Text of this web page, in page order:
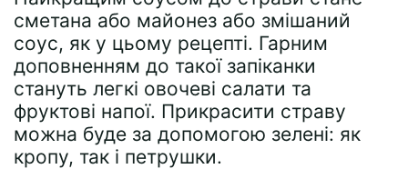
сметана або майонез або змішаний
соус, як у цьому рецепті. Гарним
доповненням до такої запіканки
стануть легкі овочеві салати та
фруктові напої. Прикрасити страву
можна буде за допомогою зелені: як
кропу, так і петрушки.